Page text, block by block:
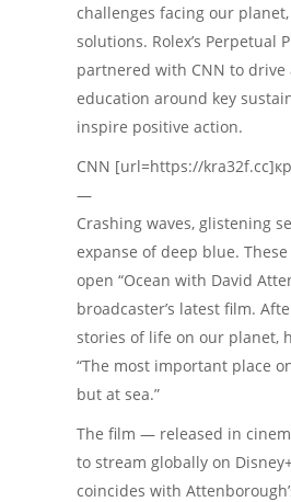
challenges facing our
solutions. Rolex’s Perpetual
partnered with CNN to drive
education around key
inspire positive action.
CNN [url=https://
—
Crashing waves, glistening
expanse of deep blue.
open “Ocean with David
broadcaster’s latest film.
stories of life on our planet,
“The most important place
but at sea.”
The film — released in
to stream globally on
coincides with